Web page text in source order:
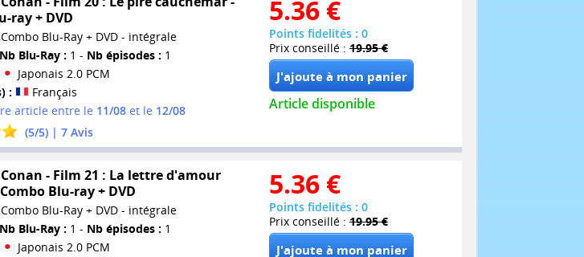
ray + DVD
Blu-Ray + DVD - intégrale
Nb Blu-Ray : 1 - Nb épisodes : 1
Japonais 2.0 PCM
:
Français
article entre le 11/08et le 12/08
(5/5) | 7Avis
5.36 €
Points fidelités : 0
Prix conseillé : 19.95 €
Article disponible
- Film 21 : La lettre d'amour
Blu-ray + DVD
Blu-Ray + DVD - intégrale
Nb Blu-Ray : 1 - Nb épisodes : 1
Japonais 2.0 PCM
5.36 €
Points fidelités : 0
Prix conseillé : 19.95 €